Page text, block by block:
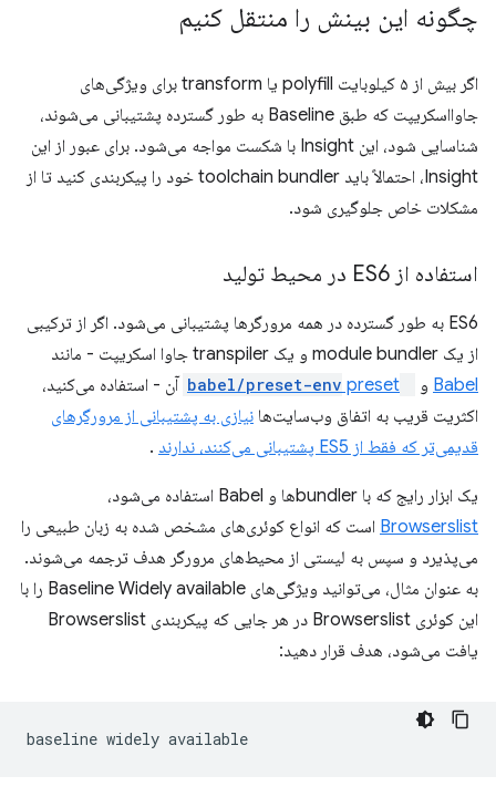
چگونه این بینش را منتقل کنیم
اگر بیش از ۵ کیلوبایت polyfill یا transform برای ویژگی‌های
جاوااسکریپت که طبق Baseline به طور گسترده پشتیبانی می‌شوند،
شناسایی شود، این Insight با شکست مواجه می‌شود. برای عبور از این
Insight، احتمالاً باید toolchain bundler خود را پیکربندی کنید تا از
مشکلات خاص جلوگیری شود.
استفاده از ES6 در محیط تولید
ES6 به طور گسترده در همه مرورگرها پشتیبانی می‌شود. اگر از ترکیبی
از یک module bundler و یک transpiler جاوا اسکریپت - مانند
Babel و preset
آن - استفاده می‌کنید،
اکثریت قریب به اتفاق وب‌سایت‌ها نیازی به پشتیبانی از مرورگرهای
قدیمی‌تر که فقط از ES5 پشتیبانی می‌کنند، ندارند
.
یک ابزار رایج که با bundlerها و Babel استفاده می‌شود،
Browserslist است که انواع کوئری‌های مشخص شده به زبان طبیعی را
می‌پذیرد و سپس به لیستی از محیط‌های مرورگر هدف ترجمه می‌شوند.
به عنوان مثال، می‌توانید ویژگی‌های Baseline Widely available را با
این کوئری Browserslist در هر جایی که پیکربندی Browserslist
یافت می‌شود، هدف قرار دهید: